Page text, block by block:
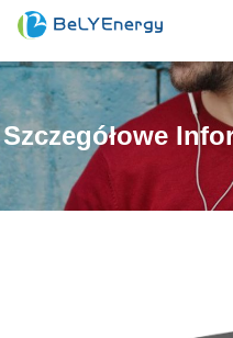
Szczegółowe